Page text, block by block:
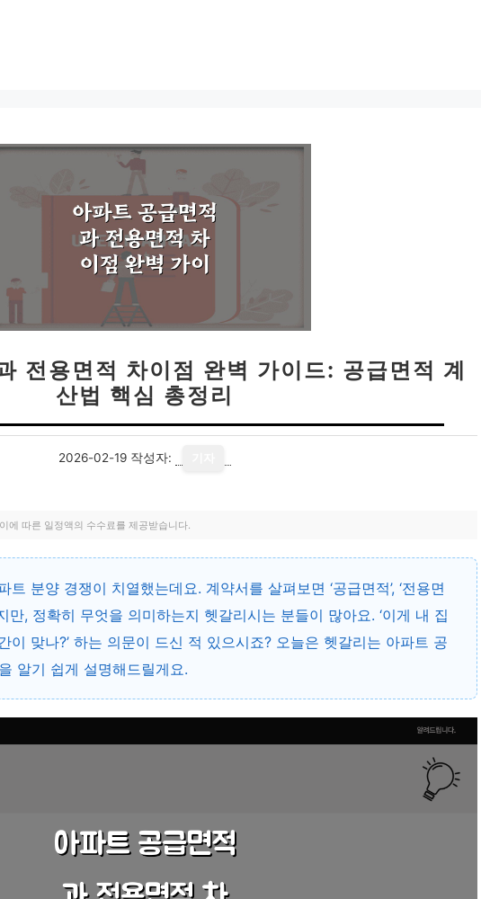
전용면적 차이점 완벽 가이드: 공급면적 계
산법 핵심 총정리
2026-02-19 작성자:
에 따른 일정액의 수수료를 제공받습니다.
분양 경쟁이 치열했는데요. 계약서를 살펴보면 ‘공급면적’, ‘전용면
만, 정확히 무엇을 의미하는지 헷갈리시는 분들이 많아요. ‘이게 내 집
이 맞나?’ 하는 의문이 드신 적 있으시죠? 오늘은 헷갈리는 아파트 공
알기 쉽게 설명해드릴게요.